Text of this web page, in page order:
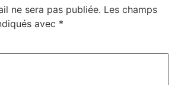
ne sera pas publiée. Les champs
avec *